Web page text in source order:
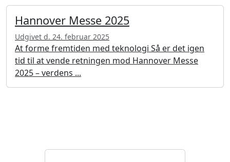
Hannover Messe 2025
Udgivet d. 24. februar 2025
At forme fremtiden med teknologi Så er det igen
tid til at vende retningen mod Hannover Messe
2025 – verdens ...